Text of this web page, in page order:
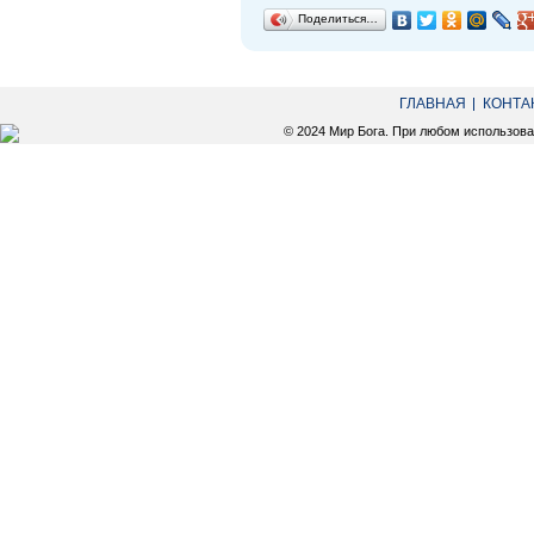
Поделиться…
ГЛАВНАЯ
© 2024 Мир Бога. При любом